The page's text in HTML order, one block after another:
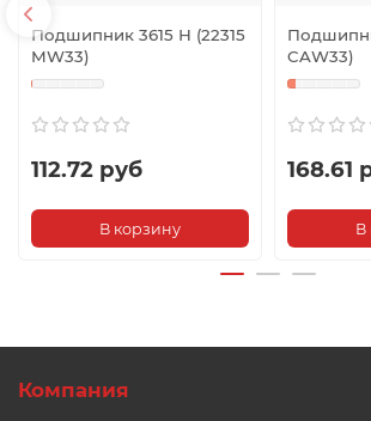
Подшипник 3615 Н (22315
MW33)
112.72 руб
В корзину
CAW33)
168.61
В
Компания